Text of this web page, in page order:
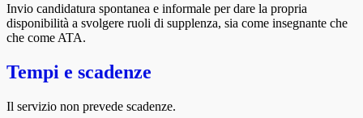
Invio candidatura spontanea e informale per dare la propria
disponibilità a svolgere ruoli di supplenza, sia come insegnante che
che come ATA.
Tempi e scadenze
Il servizio non prevede scadenze.